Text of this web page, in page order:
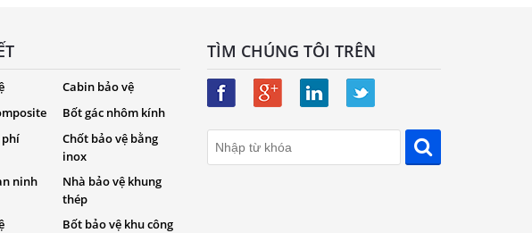
Cabin bảo vệ
Bốt gác nhôm kính
phí
Chốt bảo vệ bằng
inox
ninh Nhà bảo vệ khung
thép
Bốt bảo vệ khu công
TÌM CHÚNG TÔI TRÊN